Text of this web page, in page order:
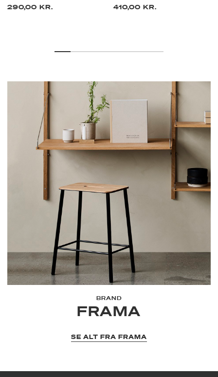
290,00 KR.
410,00 KR.
BRAND
FRAMA
SE ALT FRA FRAMA